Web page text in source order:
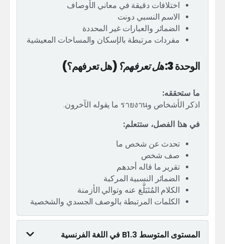
اختلافات دقيقة في معاني الأوصاف
الاسم النسبي دونت
الضمائر والعبارات غير المحددة
مفردات مرتبطة بالإسكان والمساحات المعيشية
الوحدة 3: هل تعرفهم؟ (هل تعرفهم؟)
ما ستحققه:
اذكر الأشخاص وรายงาน ما يقوله الآخرون.
في هذا الفصل، ستتعلم:
تحدث عن شخص ما
صف شخص
تقرير ما قاله أحدهم
الضمائر النسبية المركبة
الكلام المُتَبَلَّغ عنه وتوالي الأزمنة
الكلمات المرتبطة بالوصف الجسدي والشخصية
المستوى المتوسط B1.3 في اللغة الفرنسية